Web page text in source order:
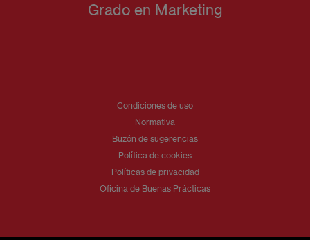
Grado en Marketing
Condiciones de uso
Normativa
Buzón de sugerencias
Política de cookies
Políticas de privacidad
Oficina de Buenas Prácticas